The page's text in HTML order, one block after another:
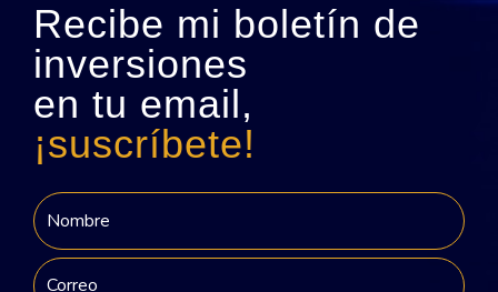
Recibe mi boletín de
inversiones
en tu email,
¡suscríbete!